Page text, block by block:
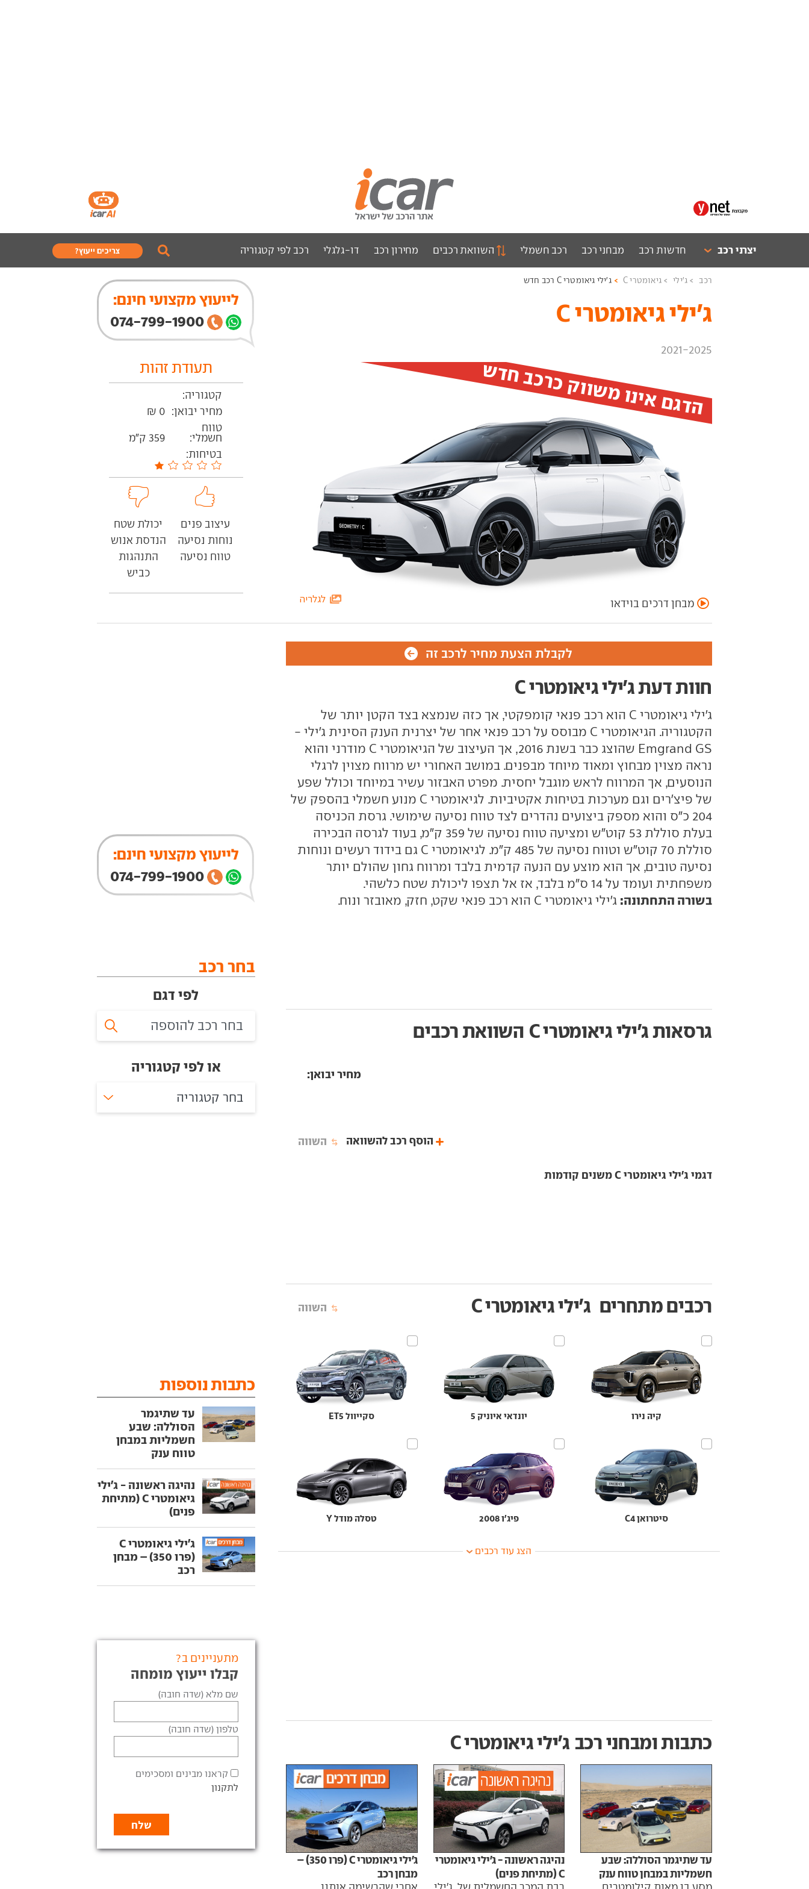
יצרני רכב חדשות רכב מבחני רכב רכב חשמלי השוואת רכבים מחירון רכב דו-גלגלי רכב לפי קטגוריה צריכים ייעוץ?
רכב ג'ילי גיאומטרי C ג'ילי גיאומטרי C רכב חדש
לייעוץ מקצועי חינם:
ג'ילי גיאומטרי C ‏
2021-2025
הדגם אינו משווק כרכב חדש
לגלריה מבחן דרכים בוידאו
תעודת זהות
קטגוריה:
מחיר יבואן:
טווח
חשמלי:
בטיחות:
עיצוב פנים
נוחות נסיעה
טווח נסיעה
יכולת שטח
הנדסת אנוש
התנהגות
כביש
לקבלת הצעת מחיר לרכב זה
חוות דעת ג'ילי גיאומטרי C
ג'ילי גיאומטרי C הוא רכב פנאי קומפקטי, אך כזה שנמצא בצד הקטן יותר של
הקטגוריה. הגיאומטרי C מבוסס על רכב פנאי אחר של יצרנית הענק הסינית ג'ילי -
Emgrand GS שהוצג כבר בשנת 2016, אך העיצוב של הגיאומטרי C מודרני והוא
נראה מצוין מבחוץ ומאוד מיוחד מבפנים. במושב האחורי יש מרווח מצוין לרגלי
הנוסעים, אך המרווח לראש מוגבל יחסית. מפרט האבזור עשיר במיוחד וכולל שפע
של פיצ'רים וגם מערכות בטיחות אקטיביות. לגיאומטרי C מנוע חשמלי בהספק של
204 כ"ס והוא מספק ביצועים נהדרים לצד טווח נסיעה שימושי. גרסת הכניסה
בעלת סוללת 53 קוט"ש ומציעה טווח נסיעה של 359 ק"מ, בעוד לגרסה הבכירה
סוללת 70 קוט"ש וטווח נסיעה של 485 ק"מ. לגיאומטרי C גם בידוד רעשים ונוחות
נסיעה טובים, אך הוא מוצע עם הנעה קדמית בלבד ומרווח גחון שהולם יותר
משפחתית ועומד על 14 ס"מ בלבד, אז אל תצפו ליכולת שטח כלשהי.
בשורה התחתונה: ג'ילי גיאומטרי C הוא רכב פנאי שקט, חזק, מאובזר ונוח.
גרסאות ג'ילי גיאומטרי C השוואת רכבים
מחיר יבואן:
השווה הוסף רכב להשוואה
דגמי ג'ילי גיאומטרי C משנים קודמות
רכבים מתחרים ג'ילי גיאומטרי C השווה
קיה נירו יונדאי איוניק 5 סקייוול ET5
סיטרואן C4 פיג'ו 2008 טסלה מודל Y
הצג עוד רכבים
כתבות ומבחני רכב ג'ילי גיאומטרי C
עד שתיגמר הסוללה: שבע
חשמליות במבחן טווח ענק
נהיגה ראשונה - ג'ילי גיאומטרי
C (מתיחת פנים)
ג'ילי גיאומטרי C (פרו 350) –
מבחן רכב
לייעוץ מקצועי חינם:
074-799-1900
בחר רכב
לפי דגם
או לפי קטגוריה
בחר קטגוריה
כתבות נוספות
עד שתיגמר
הסוללה: שבע
חשמליות במבחן
טווח ענק
נהיגה ראשונה - ג'ילי
גיאומטרי C (מתיחת
פנים)
ג'ילי גיאומטרי C
(פרו 350) – מבחן
רכב
מתעניינים ב?
קבלו ייעוץ מומחה
שם מלא (שדה חובה)
טלפון (שדה חובה)
קראנו מבינים ומסכימים
לתקנון